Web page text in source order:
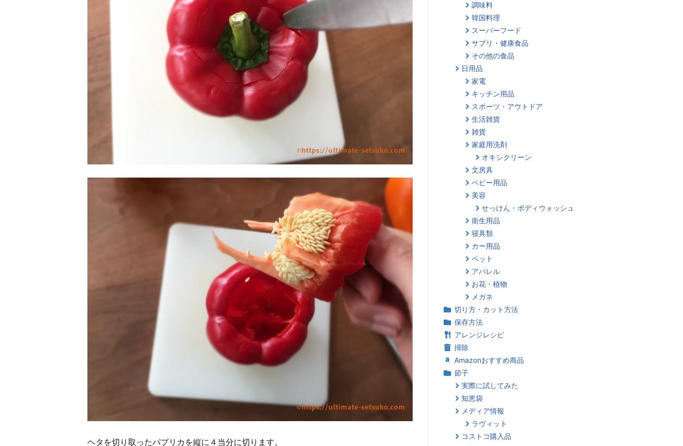
ヘタを切り取ったパプリカを縦に４当分に切ります。
調味料
韓国料理
スーパーフード
サプリ・健康食品
その他の食品
日用品
家電
キッチン用品
スポーツ・アウトドア
生活雑貨
雑貨
家庭用洗剤
オキシクリーン
文房具
ベビー用品
美容
せっけん・ボディウォッシュ
衛生用品
寝具類
カー用品
ペット
アパレル
お花・植物
メガネ
切り方・カット方法
保存方法
アレンジレシピ
掃除
Amazonおすすめ商品
節子
実際に試してみた
知恵袋
メディア情報
ラヴィット
コストコ購入品